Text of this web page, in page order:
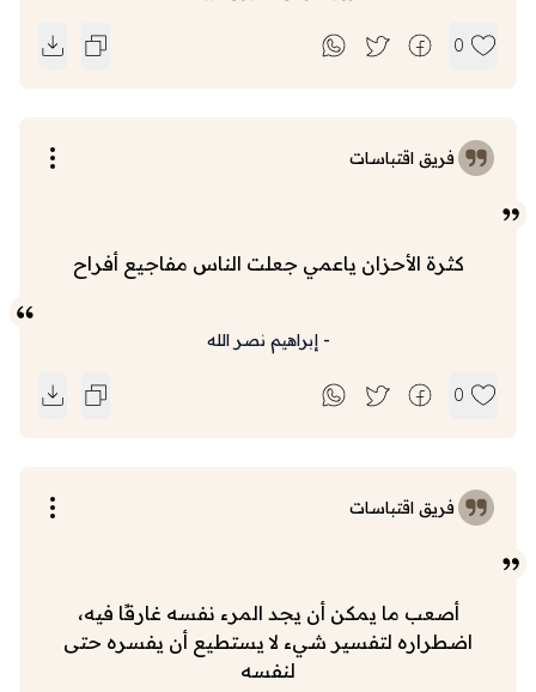
0
فريق اقتباسات
كثرة الأحزان ياعمي جعلت الناس مفاجيع أفراح
-إبراهيم نصر الله
0
فريق اقتباسات
أصعب ما يمكن أن يجد المرء نفسه غارقًا فيه،
اضطراره لتفسير شيء لا يستطيع أن يفسره حتى
لنفسه